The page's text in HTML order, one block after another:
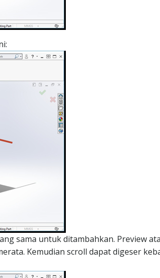
sama untuk ditambahkan. Preview
Kemudian scroll dapat digeser